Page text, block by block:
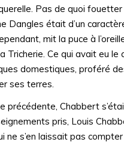
Pas de quoi
Dangles était d’un
mit la puce à
Ce qui avait eu le
domestiques, proféré
ses terres.
précédente, Chabbert
pris, Louis
ne s’en laissait pas